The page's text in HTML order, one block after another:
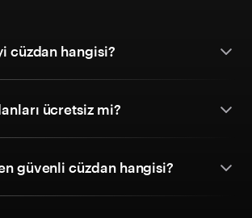
cüzdan hangisi?
ücretsiz mi?
güvenli cüzdan hangisi?